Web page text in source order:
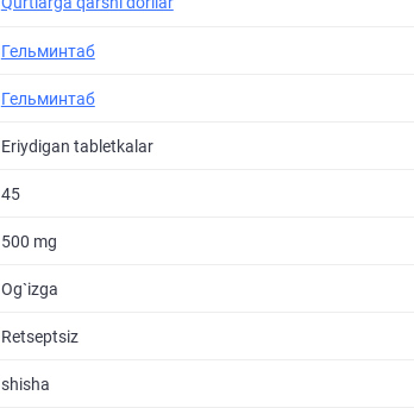
Гельминтаб
Гельминтаб
Eriydigan tabletkalar
45
500 mg
Og`izga
Retseptsiz
shisha